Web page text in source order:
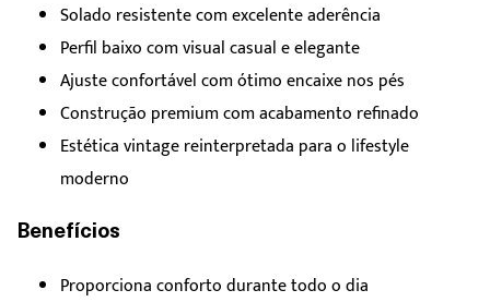
Solado resistente com excelente aderência
Perfil baixo com visual casual e elegante
Ajuste confortável com ótimo encaixe nos pés
Construção premium com acabamento refinado
Estética vintage reinterpretada para o lifestyle
moderno
Benefícios
Proporciona conforto durante todo o dia